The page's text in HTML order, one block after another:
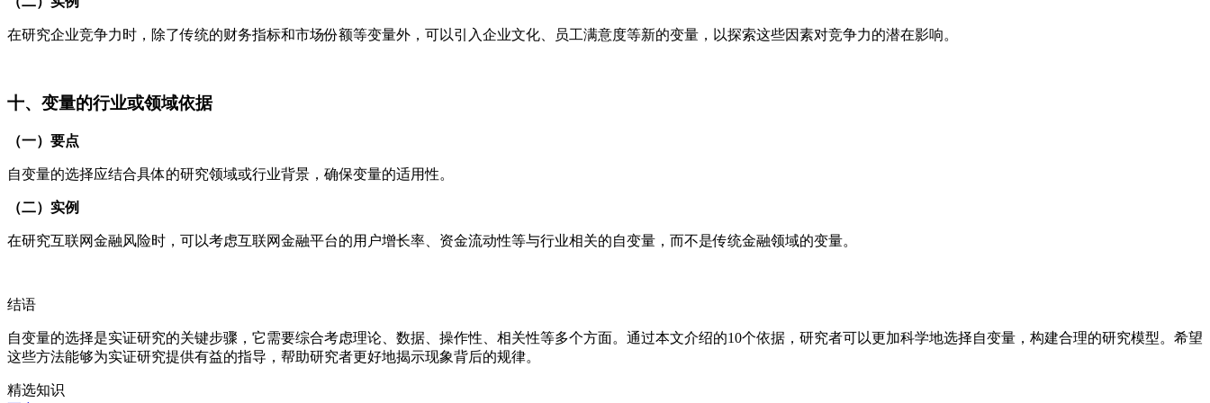
在研究企业竞争力时，除了传统的财务指标和市场份额等变量外，可以引入企业文化、员工满意度等新的变量，以探索这些因素对竞争力的潜在影响。
十、变量的行业或领域依据
（一）要点
自变量的选择应结合具体的研究领域或行业背景，确保变量的适用性。
（二）实例
在研究互联网金融风险时，可以考虑互联网金融平台的用户增长率、资金流动性等与行业相关的自变量，而不是传统金融领域的变量。
结语
自变量的选择是实证研究的关键步骤，它需要综合考虑理论、数据、操作性、相关性等多个方面。通过本文介绍的10个依据，研究者可以更加科学地选择自变量，构建合理的研究模型。希望
这些方法能够为实证研究提供有益的指导，帮助研究者更好地揭示现象背后的规律。
精选知识